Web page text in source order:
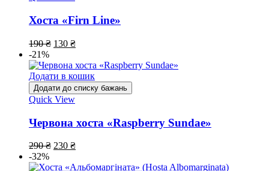
Хоста «Firn Line»
190₴ 130 ₴
-21%
Додати в кошик
Додати до списку бажань
Quick View
Червона хоста «Raspberry Sundae»
290₴ 230 ₴
-32%